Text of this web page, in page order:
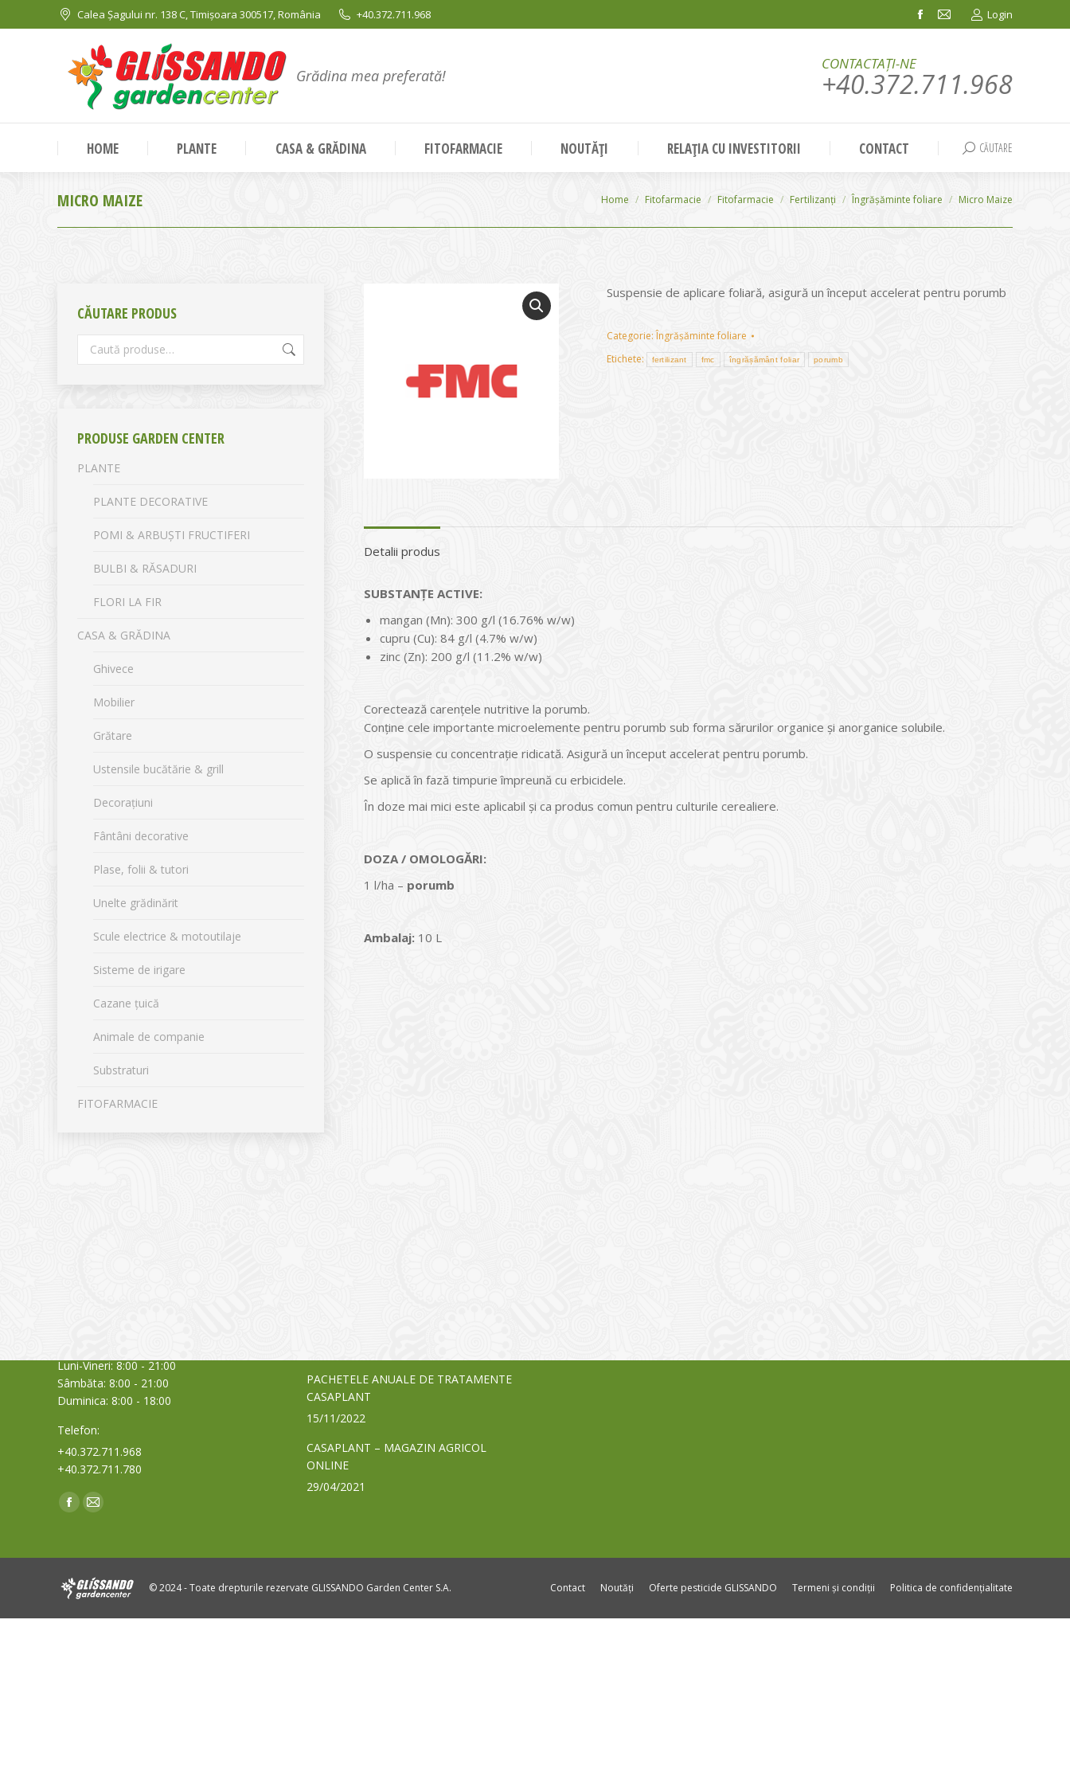
Calea Șagului nr. 138 C, Timișoara 300517, România +40.372.711.968
Facebook
in
window
Mail
in
window
Login
Grădina mea preferată!
CONTACTAȚI-NE
+40.372.711.968
HOME PLANTE CASA & GRĂDINA FITOFARMACIE NOUTĂȚI RELAȚIA CU INVESTITORII CONTACT Search:
CĂUTARE
MICRO MAIZE You are here:
Home Fitofarmacie Fitofarmacie Fertilizanți Îngrășăminte foliare Micro Maize
Suspensie de aplicare foliară, asigură un început accelerat pentru porumb
Categorie:Îngrășăminte foliare
Etichete:
fertilizant fmc îngrășământ foliar porumb
Detalii produs
SUBSTANŢE ACTIVE:
mangan (Мn): 300 g/l (16.76% w/w)
cupru (Сu): 84 g/l (4.7% w/w)
zinc (Zn): 200 g/l (11.2% w/w)
Corectează carenţele nutritive la porumb.
Conţine cele importante microelemente pentru porumb sub forma sărurilor organice şi anorganice solubile.
O suspensie cu concentraţie ridicată. Asigură un început accelerat pentru porumb.
Se aplică în fază timpurie împreună cu erbicidele.
În doze mai mici este aplicabil şi ca produs comun pentru culturile cerealiere.
DOZA / OMOLOGĂRI:
1 l/ha – porumb
Ambalaj: 10 L
CĂUTARE PRODUS
PRODUSE GARDEN CENTER
PLANTE
PLANTE DECORATIVE
POMI & ARBUȘTI FRUCTIFERI
BULBI & RĂSADURI
FLORI LA FIR
CASA & GRĂDINA
Ghivece
Mobilier
Grătare
Ustensile bucătărie & grill
Decorațiuni
Fântâni decorative
Plase, folii & tutori
Unelte grădinărit
Scule electrice & motoutilaje
Sisteme de irigare
Cazane țuică
Animale de companie
Substraturi
FITOFARMACIE
Luni-Vineri: 8:00 - 21:00
Sâmbăta: 8:00 - 21:00
Duminica: 8:00 - 18:00
Telefon:
+40.372.711.968
+40.372.711.780
Find us on:
Facebook
new
Mail
new
PACHETELE ANUALE DE TRATAMENTE
CASAPLANT
15/11/2022
CASAPLANT – MAGAZIN AGRICOL
ONLINE
29/04/2021
© 2024 - Toate drepturile rezervate GLISSANDO Garden Center S.A. Contact Noutăți Oferte pesticide GLISSANDO Termeni și condiții Politica de confidențialitate